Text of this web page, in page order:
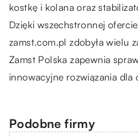
kostkę i kolana oraz
Dzięki wszechstronnej
zamst.com.pl zdobyła wielu
Zamst Polska zapewnia
innowacyjne rozwiązania
Podobne firmy